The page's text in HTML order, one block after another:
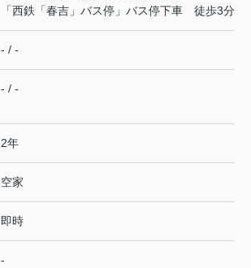
「西鉄「春吉」バス停」バス停下車 徒歩3分
- / -
- / -
2年
空家
即時
-